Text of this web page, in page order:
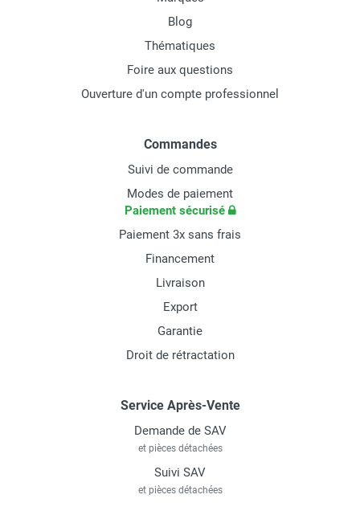
Blog
Thématiques
Foire aux questions
Ouverture d'un compte professionnel
Commandes
Suivi de commande
Modes de paiement
Paiement sécurisé
Paiement 3x sans frais
Financement
Livraison
Export
Garantie
Droit de rétractation
Service Après-Vente
Demande de SAV
et pièces détachées
Suivi SAV
et pièces détachées